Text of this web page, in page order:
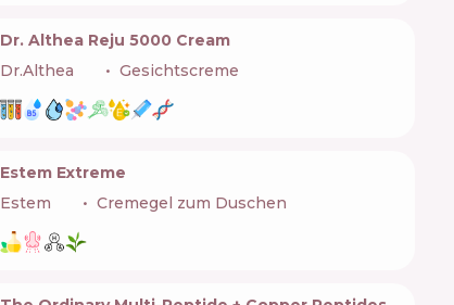
Dr. Althea Reju 5000 Cream
Dr.Althea
Gesichtscreme
Estem Extreme
Estem
Cremegel zum Duschen